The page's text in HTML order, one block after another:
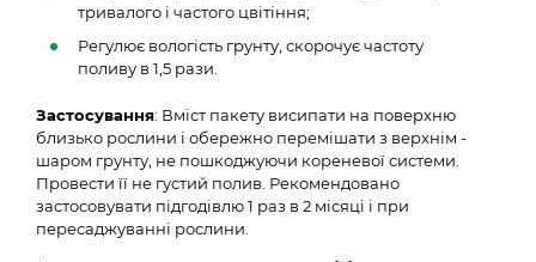
тривалого і частого цвітіння;
Регулює вологість грунту, скорочує частоту
поливу в 1,5 рази.
Застосування: Вміст пакету висипати на поверхню
близько рослини і обережно перемішати з верхнім -
шаром грунту, не пошкоджуючи кореневої системи.
Провести її не густий полив. Рекомендовано
застосовувати підгодівлю 1 раз в 2 місяці і при
пересаджуванні рослини.